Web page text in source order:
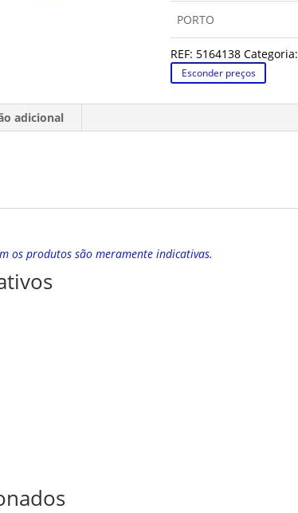
PORTO
REF: 5164138 Categoria:
Esconder preços
adicional
os produtos são meramente indicativas.